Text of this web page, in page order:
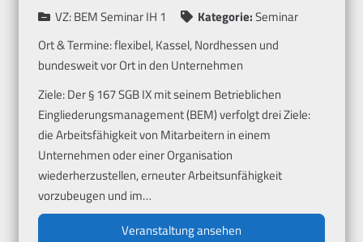
VZ:BEM Seminar IH 1 Kategorie:Seminar
Ort & Termine:flexibel, Kassel, Nordhessen und
bundesweit vor Ort in den Unternehmen
Ziele: Der § 167 SGB IX mit seinem Betrieblichen
Eingliederungsmanagement (BEM) verfolgt drei Ziele:
die Arbeitsfähigkeit von Mitarbeitern in einem
Unternehmen oder einer Organisation
wiederherzustellen, erneuter Arbeitsunfähigkeit
vorzubeugen und im…
Veranstaltung ansehen